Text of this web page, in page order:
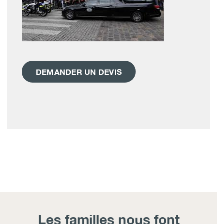
DEMANDER UN DEVIS
Les familles nous font